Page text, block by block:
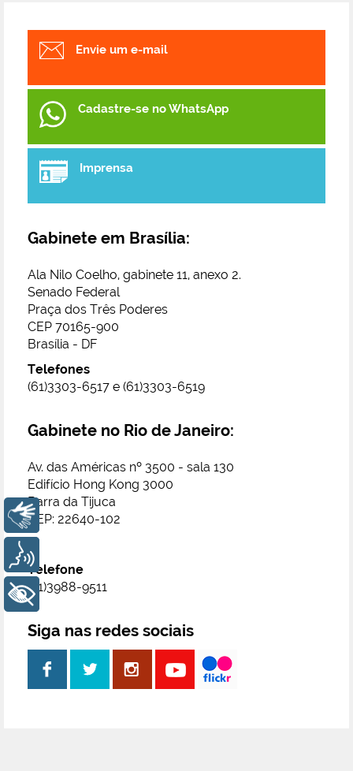
Envie um e-mail
Cadastre-se no WhatsApp
Imprensa
Gabinete em Brasília:
Ala Nilo Coelho, gabinete 11, anexo 2.
Senado Federal
Praça dos Três Poderes
CEP 70165-900
Brasília - DF
Telefones
(61)3303-6517 e (61)3303-6519
Gabinete no Rio de Janeiro:
Av. das Américas nº 3500 - sala 130
Edifício Hong Kong 3000
Barra da Tijuca
CEP: 22640-102
Telefone
(21)3988-9511
Siga nas redes sociais
Libras
+ Acessibilidade